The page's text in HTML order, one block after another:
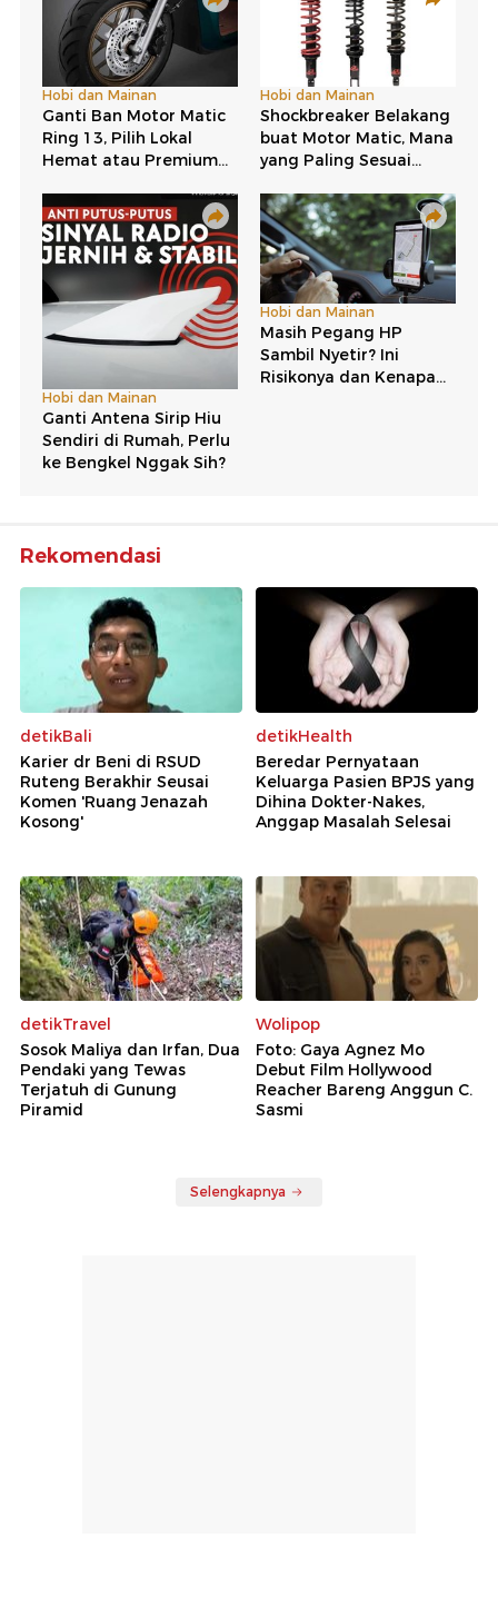
Rekomendasi
detikBali
Karier dr Beni di RSUD
Ruteng Berakhir Seusai
Komen 'Ruang Jenazah
Kosong'
detikHealth
Beredar Pernyataan
Keluarga Pasien BPJS yang
Dihina Dokter-Nakes,
Anggap Masalah Selesai
detikTravel
Sosok Maliya dan Irfan, Dua
Pendaki yang Tewas
Terjatuh di Gunung
Piramid
Wolipop
Foto: Gaya Agnez Mo
Debut Film Hollywood
Reacher Bareng Anggun C.
Sasmi
Selengkapnya